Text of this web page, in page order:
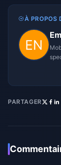
À PROPOS
PARTAGER